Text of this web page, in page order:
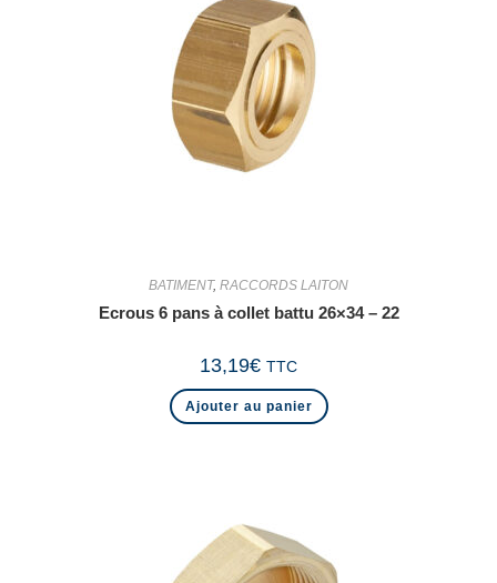
BATIMENT, RACCORDS LAITON
Ecrous 6 pans à collet battu 26×34 – 22
13,19€ TTC
Ajouter au panier